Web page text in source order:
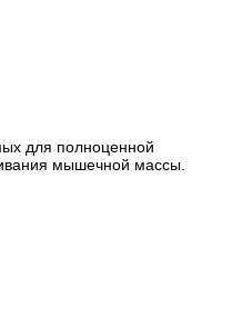
для полноценной
мышечной массы.